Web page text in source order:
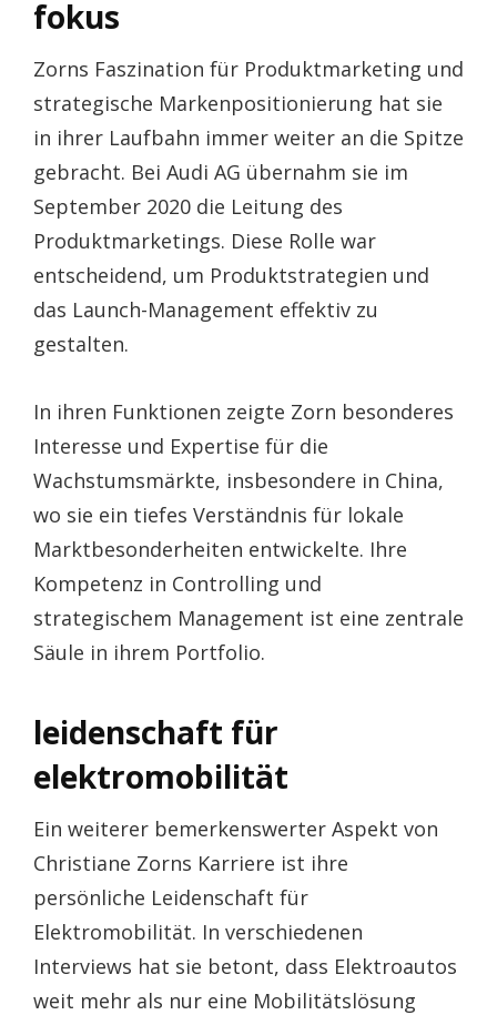
fokus
Zorns Faszination für Produktmarketing und
strategische Markenpositionierung hat sie
in ihrer Laufbahn immer weiter an die Spitze
gebracht. Bei Audi AG übernahm sie im
September 2020 die Leitung des
Produktmarketings. Diese Rolle war
entscheidend, um Produktstrategien und
das Launch-Management effektiv zu
gestalten.
In ihren Funktionen zeigte Zorn besonderes
Interesse und Expertise für die
Wachstumsmärkte, insbesondere in China,
wo sie ein tiefes Verständnis für lokale
Marktbesonderheiten entwickelte. Ihre
Kompetenz in Controlling und
strategischem Management ist eine zentrale
Säule in ihrem Portfolio.
leidenschaft für
elektromobilität
Ein weiterer bemerkenswerter Aspekt von
Christiane Zorns Karriere ist ihre
persönliche Leidenschaft für
Elektromobilität. In verschiedenen
Interviews hat sie betont, dass Elektroautos
weit mehr als nur eine Mobilitätslösung